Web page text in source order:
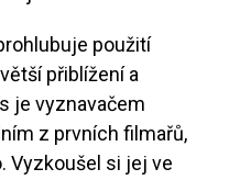
použití
přiblížení a
je vyznavačem
z prvních filmařů,
Vyzkoušel si jej ve